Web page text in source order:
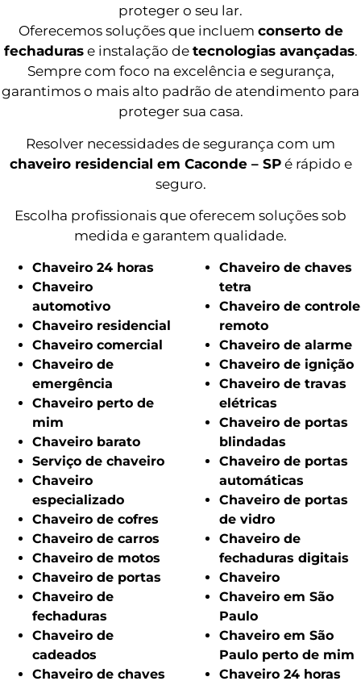
proteger o seu lar.
Oferecemos soluções que incluem conserto de
fechadurase instalação de tecnologias avançadas.
Sempre com foco na excelência e segurança,
garantimos o mais alto padrão de atendimento para
proteger sua casa.
Resolver necessidades de segurança com um
chaveiro residencial em Caconde – SPé rápido e
seguro.
Escolha profissionais que oferecem soluções sob
medida e garantem qualidade.
Chaveiro 24 horas
Chaveiro
automotivo
Chaveiro residencial
Chaveiro comercial
Chaveiro de
emergência
Chaveiro perto de
mim
Chaveiro barato
Serviço de chaveiro
Chaveiro
especializado
Chaveiro de cofres
Chaveiro de carros
Chaveiro de motos
Chaveiro de portas
Chaveiro de
fechaduras
Chaveiro de
cadeados
Chaveiro de chaves
Chaveiro de chaves
tetra
Chaveiro de controle
remoto
Chaveiro de alarme
Chaveiro de ignição
Chaveiro de travas
elétricas
Chaveiro de portas
blindadas
Chaveiro de portas
automáticas
Chaveiro de portas
de vidro
Chaveiro de
fechaduras digitais
Chaveiro
Chaveiro em São
Paulo
Chaveiro em São
Paulo perto de mim
Chaveiro 24 horas